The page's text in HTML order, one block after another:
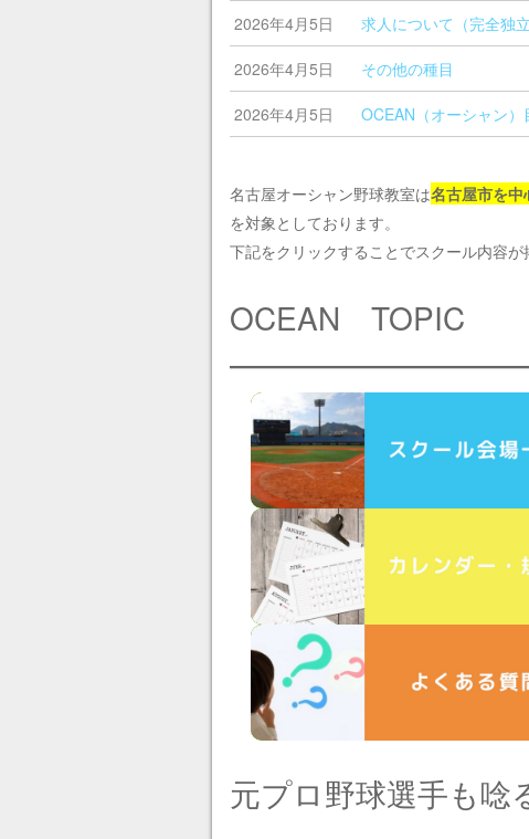
2026年4月5日 求人について（完全独立
2026年4月5日 その他の種目
2026年4月5日 OCEAN（オーシャン）
名古屋オーシャン野球教室は名古屋市を
を対象としております。
下記をクリックすることでスクール内容が
OCEAN TOPIC
元プロ野球選手も唸